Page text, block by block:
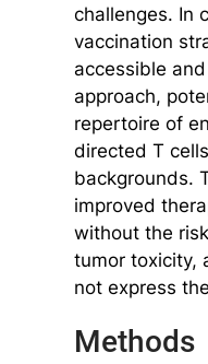
challenges. In
vaccination
accessible
approach,
repertoire of
directed T
backgrounds.
improved
without the
tumor toxicity,
not express
Methods